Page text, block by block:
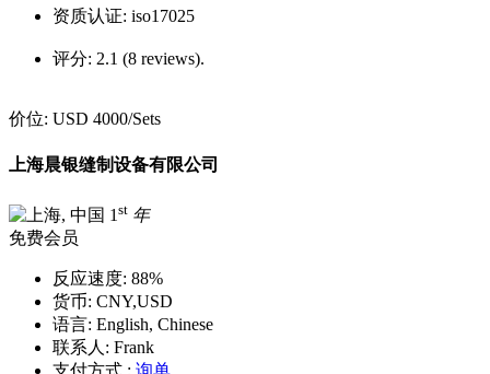
资质认证: iso17025
评分: 2.1 (8 reviews).
价位: USD 4000/Sets
上海晨银缝制设备有限公司
1 st 年
免费会员
反应速度: 88%
货币: CNY,USD
语言: English, Chinese
联系人: Frank
支付方式 : 询单